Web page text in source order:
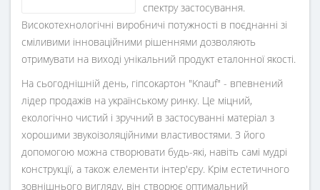
спектру застосування.
Високотехнологічні виробничі потужності в поєднанні зі
сміливими інноваційними рішеннями дозволяють
отримувати на виході унікальний продукт еталонної якості.
На сьогоднішній день, гіпсокартон "Knauf" - впевнений
лідер продажів на українському ринку. Це міцний,
екологічно чистий і зручний в застосуванні матеріал з
хорошими звукоізоляційними властивостями. З його
допомогою можна створювати будь-які, навіть самі мудрі
конструкції, а також елементи інтер'єру. Крім естетичного
зовнішнього вигляду, він створює оптимальний